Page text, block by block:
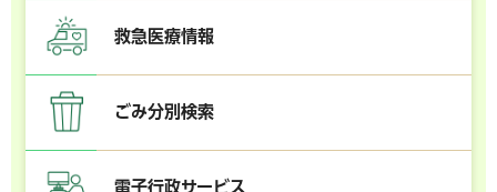
救急医療情報
ごみ分別検索
電子行政サービス